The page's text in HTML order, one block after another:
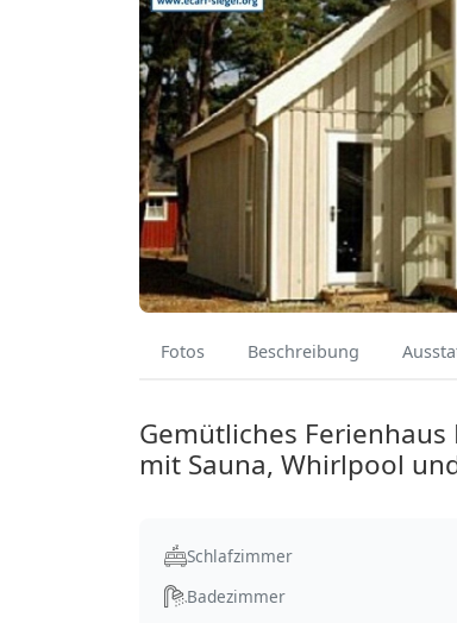
Fotos Beschreibung
Gemütliches
mit Sauna, Whirlpool
Schlafzimmer
Badezimmer